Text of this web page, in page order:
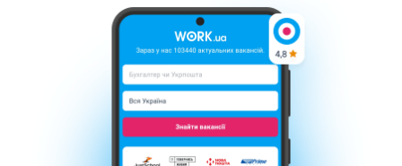
Контакти Про нас
Кар’єра